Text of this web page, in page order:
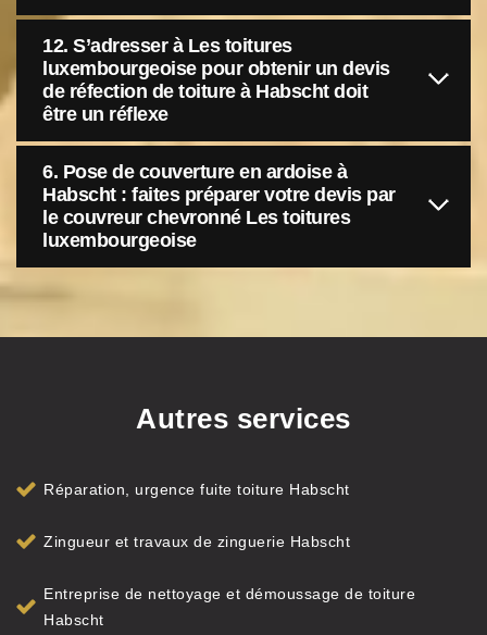
12. S’adresser à Les toitures
luxembourgeoise pour obtenir un devis
de réfection de toiture à Habscht doit
être un réflexe
6. Pose de couverture en ardoise à
Habscht : faites préparer votre devis par
le couvreur chevronné Les toitures
luxembourgeoise
Autres services
Réparation, urgence fuite toiture Habscht
Zingueur et travaux de zinguerie Habscht
Entreprise de nettoyage et démoussage de toiture
Habscht